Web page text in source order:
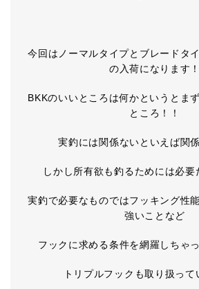
今回はノーマルタイプとブレードタ
の入荷になります！
BKKのいいところは何かというとま
ところ！！
実釣には関係ないといえば関
しかし所有欲も釣るためには必要
実釣で必要なものではフッキング性
強いことなど
フックに求める条件を網羅しちゃ
トリプルフックも取り扱っ